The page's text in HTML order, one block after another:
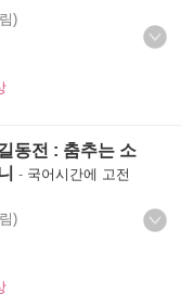
)
동전 : 춤추는 소
- 국어시간에 고전
)